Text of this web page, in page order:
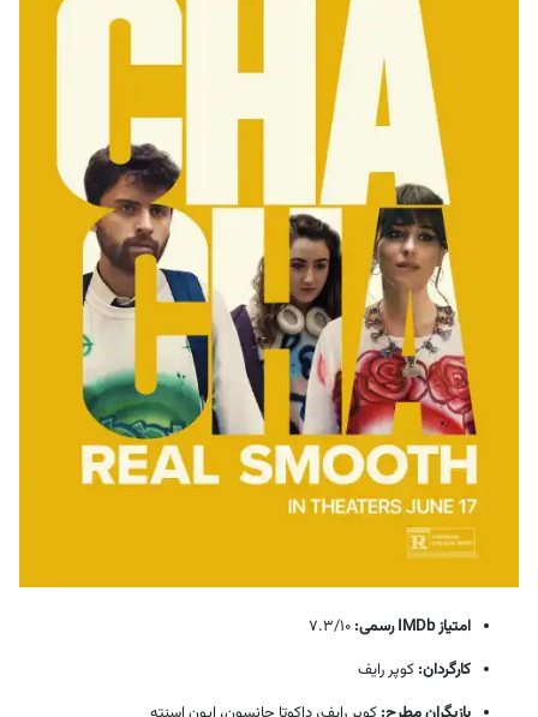
امتیاز IMDb رسمی:
کارگردان: کوپر رایف